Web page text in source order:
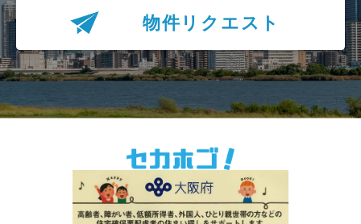
物件リクエスト